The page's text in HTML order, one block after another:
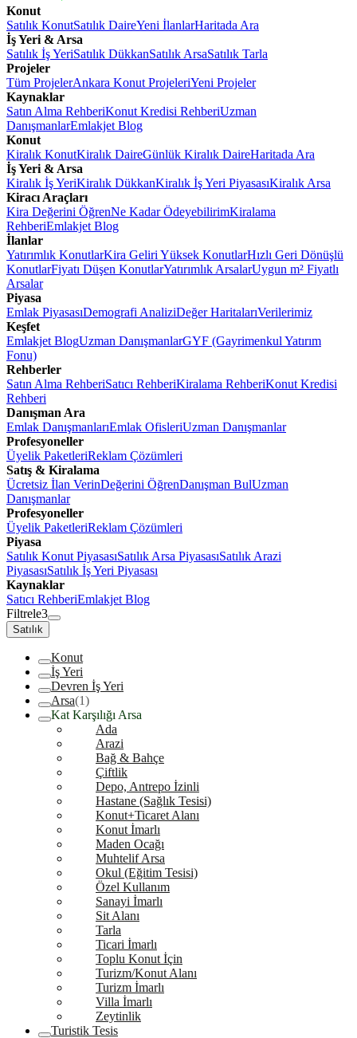
Konut
Satılık KonutSatılık DaireYeni İlanlarHaritada Ara
İş Yeri & Arsa
Satılık İş YeriSatılık DükkanSatılık ArsaSatılık Tarla
Projeler
Tüm ProjelerAnkara Konut ProjeleriYeni Projeler
Kaynaklar
Satın Alma RehberiKonut Kredisi RehberiUzman
DanışmanlarEmlakjet Blog
Konut
Kiralık KonutKiralık DaireGünlük Kiralık DaireHaritada Ara
İş Yeri & Arsa
Kiralık İş YeriKiralık DükkanKiralık İş Yeri PiyasasıKiralık Arsa
Kiracı Araçları
Kira Değerini ÖğrenNe Kadar ÖdeyebilirimKiralama
RehberiEmlakjet Blog
İlanlar
Yatırımlık KonutlarKira Geliri Yüksek KonutlarHızlı Geri Dönüşlü
KonutlarFiyatı Düşen KonutlarYatırımlık ArsalarUygun m² Fiyatlı
Arsalar
Piyasa
Emlak PiyasasıDemografi AnaliziDeğer HaritalarıVerilerimiz
Keşfet
Emlakjet BlogUzman DanışmanlarGYF (Gayrimenkul Yatırım
Fonu)
Rehberler
Satın Alma RehberiSatıcı RehberiKiralama RehberiKonut Kredisi
Rehberi
Danışman Ara
Emlak DanışmanlarıEmlak OfisleriUzman Danışmanlar
Profesyoneller
Üyelik PaketleriReklam Çözümleri
Satış & Kiralama
Ücretsiz İlan VerinDeğerini ÖğrenDanışman BulUzman
Danışmanlar
Profesyoneller
Üyelik PaketleriReklam Çözümleri
Piyasa
Satılık Konut PiyasasıSatılık Arsa PiyasasıSatılık Arazi
PiyasasıSatılık İş Yeri Piyasası
Kaynaklar
Satıcı RehberiEmlakjet Blog
Filtrele3
Satılık
Konut
İş Yeri
Devren İş Yeri
Arsa(1)
Kat Karşılığı Arsa
Ada
Arazi
Bağ & Bahçe
Çiftlik
Depo, Antrepo İzinli
Hastane (Sağlık Tesisi)
Konut+Ticaret Alanı
Konut İmarlı
Maden Ocağı
Muhtelif Arsa
Okul (Eğitim Tesisi)
Özel Kullanım
Sanayi İmarlı
Sit Alanı
Tarla
Ticari İmarlı
Toplu Konut İçin
Turizm/Konut Alanı
Turizm İmarlı
Villa İmarlı
Zeytinlik
Turistik Tesis